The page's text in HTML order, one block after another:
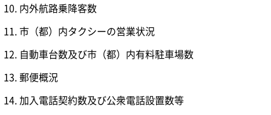
内外航路乗降客数
市（都）内タクシーの営業状況
自動車台数及び市（都）内有料駐車場数
郵便概況
加入電話契約数及び公衆電話設置数等